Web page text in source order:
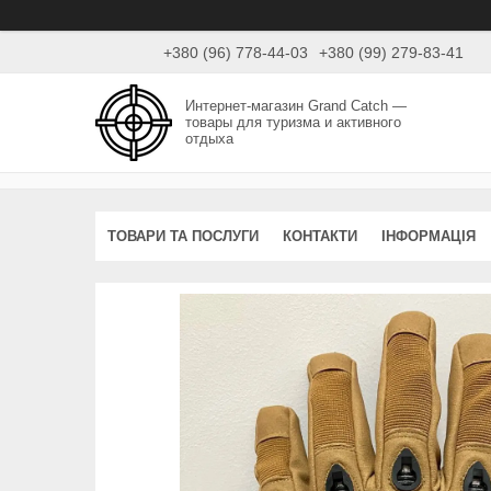
+380 (96) 778-44-03 +380 (99) 279-83-41
Интернет-магазин Grand Catch —
товары для туризма и активного
отдыха
ТОВАРИ ТА ПОСЛУГИ КОНТАКТИ ІНФОРМАЦІЯ